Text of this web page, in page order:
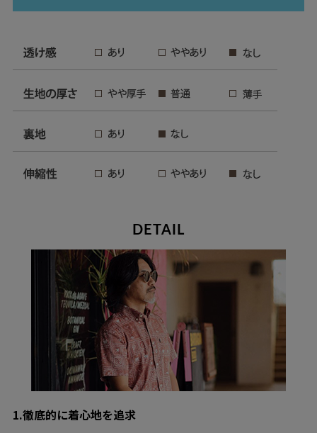
DETAIL
1.徹底的に着心地を追求